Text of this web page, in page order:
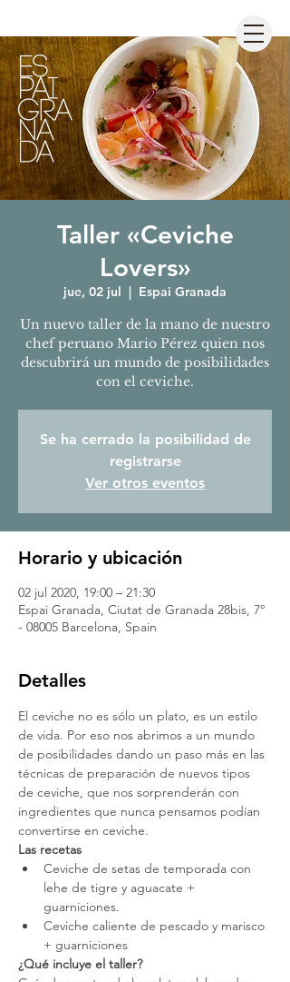
Taller «Ceviche
Lovers»
jue, 02 jul
  |
Espai Granada
Un nuevo taller de la mano de nuestro
chef peruano Mario Pérez quien nos
descubrirá un mundo de posibilidades
con el ceviche.
Se ha cerrado la posibilidad de
registrarse
Ver otros eventos
Horario y ubicación
02 jul 2020, 19:00 – 21:30
Espai Granada, Ciutat de Granada 28bis, 7º
- 08005 Barcelona, Spain
Detalles
El ceviche no es sólo un plato, es un estilo
de vida. Por eso nos abrimos a un mundo
de posibilidades dando un paso más en las
técnicas de preparación de nuevos tipos
de ceviche, que nos sorprenderán con
ingredientes que nunca pensamos podían
convertirse en ceviche.
Las recetas
Ceviche de setas de temporada con
lehe de tigre y aguacate +
guarniciones.
Ceviche caliente de pescado y marisco
+ guarniciones
¿Qué incluye el taller?